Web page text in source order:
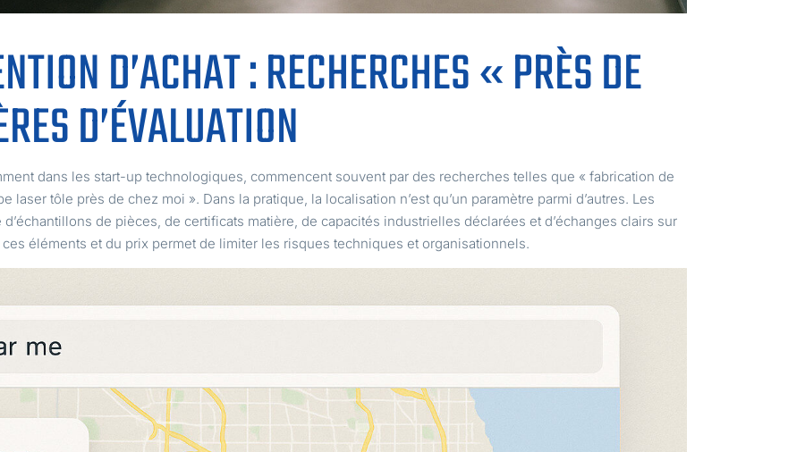
D’ACHAT : RECHERCHES « PRÈS DE
D’ÉVALUATION
dans les start-up technologiques, commencent souvent par des recherches telles que « fabrication de
tôle près de chez moi ». Dans la pratique, la localisation n’est qu’un paramètre parmi d’autres. Les
de pièces, de certificats matière, de capacités industrielles déclarées et d’échanges clairs sur
éléments et du prix permet de limiter les risques techniques et organisationnels.